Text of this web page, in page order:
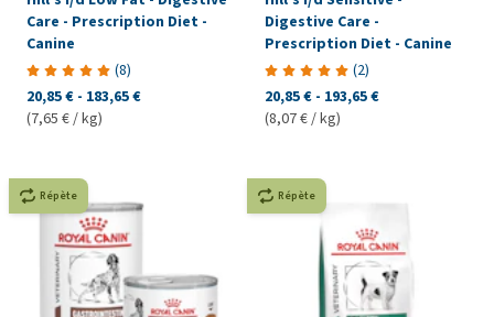
Care - Prescription Diet -
Canine
(8)
20,85 € - 183,65 €
(7,65 € / kg)
Digestive Care -
Prescription Diet - Canine
(2)
20,85 € - 193,65 €
(8,07 € / kg)
Répète Répète